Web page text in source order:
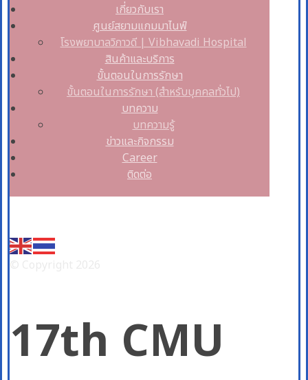
เกี่ยวกับเรา
ศูนย์สยามแกมมาไนฟ์
โรงพยาบาลวิภาวดี | Vibhavadi Hospital
สินค้าและบริการ
ขั้นตอนในการรักษา
ขั้นตอนในการรักษา (สำหรับบุคคลทั่วไป)
บทความ
บทความรู้
ข่าวและกิจกรรม
Career
ติดต่อ
17th CMU